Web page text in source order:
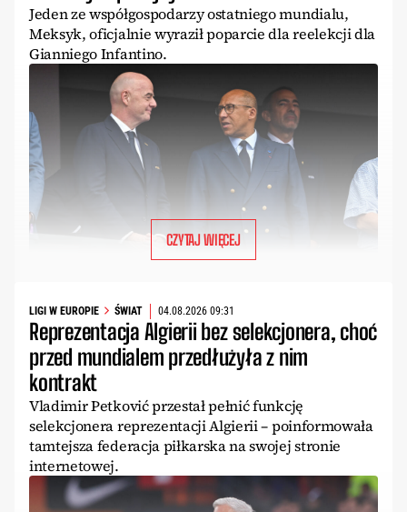
Jeden ze współgospodarzy ostatniego mundialu,
Meksyk, oficjalnie wyraził poparcie dla reelekcji dla
Gianniego Infantino.
CZYTAJ WIĘCEJ
LIGI W EUROPIE ŚWIAT 04.08.2026 09:31
Reprezentacja Algierii bez selekcjonera, choć
przed mundialem przedłużyła z nim
kontrakt
Vladimir Petković przestał pełnić funkcję
selekcjonera reprezentacji Algierii – poinformowała
tamtejsza federacja piłkarska na swojej stronie
internetowej.